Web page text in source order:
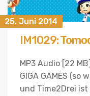
25. Juni 2014
IM1029:
MP3 Audio [22
GIGA GAMES (so
und Time2Drei